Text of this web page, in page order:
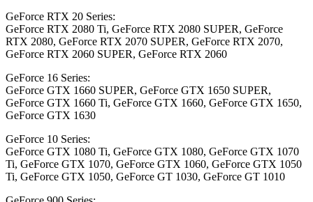
GeForce RTX 20 Series:
GeForce RTX 2080 Ti, GeForce RTX 2080 SUPER, GeForce
RTX 2080, GeForce RTX 2070 SUPER, GeForce RTX 2070,
GeForce RTX 2060 SUPER, GeForce RTX 2060
GeForce 16 Series:
GeForce GTX 1660 SUPER, GeForce GTX 1650 SUPER,
GeForce GTX 1660 Ti, GeForce GTX 1660, GeForce GTX 1650,
GeForce GTX 1630
GeForce 10 Series:
GeForce GTX 1080 Ti, GeForce GTX 1080, GeForce GTX 1070
Ti, GeForce GTX 1070, GeForce GTX 1060, GeForce GTX 1050
Ti, GeForce GTX 1050, GeForce GT 1030, GeForce GT 1010